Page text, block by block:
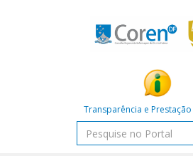
Transparência e